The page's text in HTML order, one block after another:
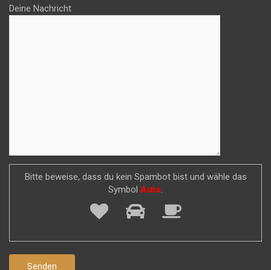
Deine Nachricht
Bitte beweise, dass du kein Spambot bist und wähle das
Symbol Auto.